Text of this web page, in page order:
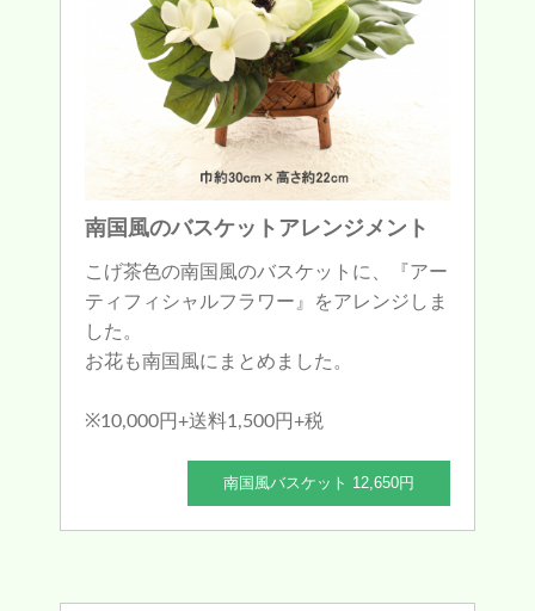
南国風のバスケットアレンジメント
こげ茶色の南国風のバスケットに、『アー
ティフィシャルフラワー』をアレンジしま
した。
お花も南国風にまとめました。
※10,000円+送料1,500円+税
南国風バスケット 12,650円